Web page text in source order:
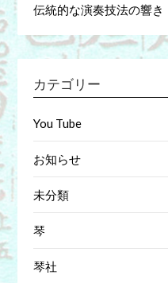
伝統的な演奏技法の響き
カテゴリー
You Tube
お知らせ
未分類
琴
琴社